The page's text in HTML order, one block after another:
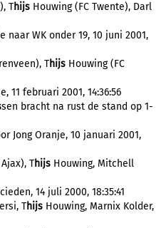
Thijs Houwing (FC Twente), Darl
naar WK onder 19, 10 juni 2001,
Thijs Houwing (FC
11 februari 2001, 14:36:56
sen bracht na rust de stand op 1-
Jong Oranje, 10 januari 2001,
Thijs Houwing, Mitchell
14 juli 2000, 18:35:41
Thijs Houwing, Marnix Kolder,